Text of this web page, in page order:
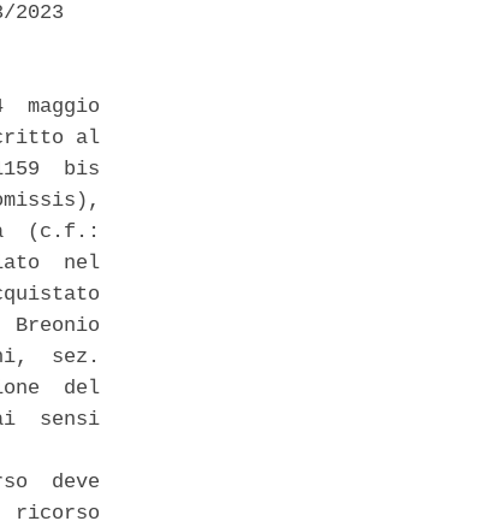
2023
maggio
al
bis
(c.f.:
nel
sez.
del
sensi
deve
ricorso